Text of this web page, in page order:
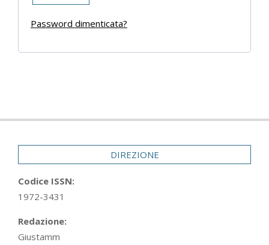
Password dimenticata?
05-
DIREZIONE
Codice ISSN:
1972-3431
Redazione:
Giustamm